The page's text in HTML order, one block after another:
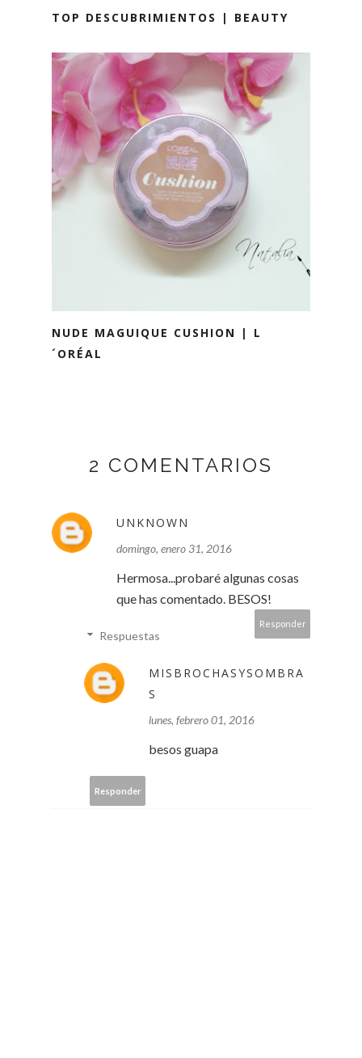
TOP DESCUBRIMIENTOS | BEAUTY
NUDE MAGUIQUE CUSHION | L
´ORÉAL
2 COMENTARIOS
UNKNOWN
domingo, enero 31, 2016
Hermosa...probaré algunas cosas
que has comentado. BESOS!
Responder
Respuestas
MISBROCHASYSOMBRA
S
lunes, febrero 01, 2016
besos guapa
Responder